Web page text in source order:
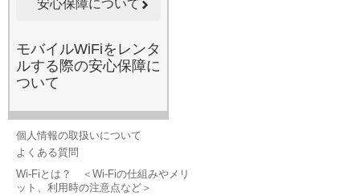
れるため、コストパフォー
マンスを重視する賢いユー
ザーの方に選ばれていま
2026.5.20
レンタルWi-Fiは、国内旅行
や出張における現代の必需
品と言えます。スマートフ
ォンやタブレットなど、手
安心保障について
モバイルWiFiをレンタ
ルする際の安心保障に
ついて
個人情報の取扱いについて
よくある質問
Wi-Fiとは？ ＜Wi-Fiの仕組みやメリ
ット、利用時の注意点など＞